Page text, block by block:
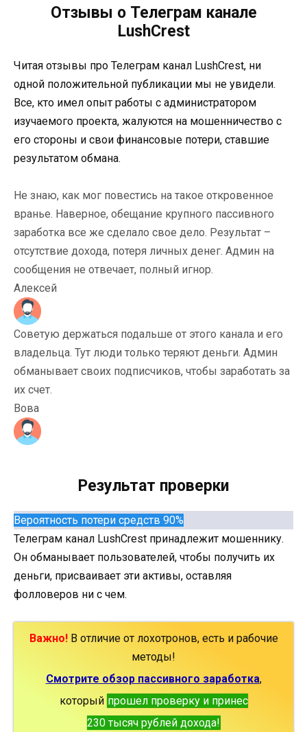
Отзывы о Телеграм канале
LushCrest
Читая отзывы про Телеграм канал LushCrest, ни
одной положительной публикации мы не увидели.
Все, кто имел опыт работы с администратором
изучаемого проекта, жалуются на мошенничество с
его стороны и свои финансовые потери, ставшие
результатом обмана.
Не знаю, как мог повестись на такое откровенное
вранье. Наверное, обещание крупного пассивного
заработка все же сделало свое дело. Результат –
отсутствие дохода, потеря личных денег. Админ на
сообщения не отвечает, полный игнор.
Алексей
Советую держаться подальше от этого канала и его
владельца. Тут люди только теряют деньги. Админ
обманывает своих подписчиков, чтобы заработать за
их счет.
Вова
Результат проверки
Вероятность потери средств 90%
Телеграм канал LushCrest принадлежит мошеннику.
Он обманывает пользователей, чтобы получить их
деньги, присваивает эти активы, оставляя
фолловеров ни с чем.
Важно!В отличие от лохотронов, есть и рабочие
методы!
Смотрите обзор пассивного заработка,
который прошел проверку и принес
230 тысяч рублей дохода!